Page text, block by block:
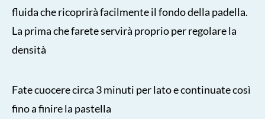
fluida che ricoprirà facilmente il fondo della padella.
La prima che farete servirà proprio per regolare la
densità
Fate cuocere circa 3 minuti per lato e continuate così
fino a finire la pastella